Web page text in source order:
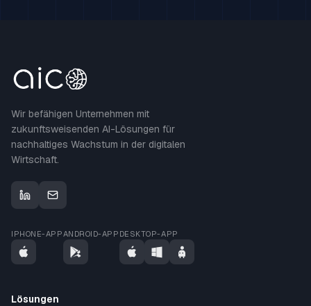
Wir befähigen Unternehmen mit
zukunftsweisenden AI-Lösungen für
nachhaltiges Wachstum in der digitalen
Wirtschaft.
IPHONE-APPANDROID-APP DESKTOP-APP
Lösungen